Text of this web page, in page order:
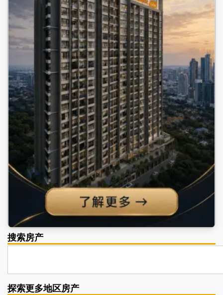
搜索房产
探索更多地区房产